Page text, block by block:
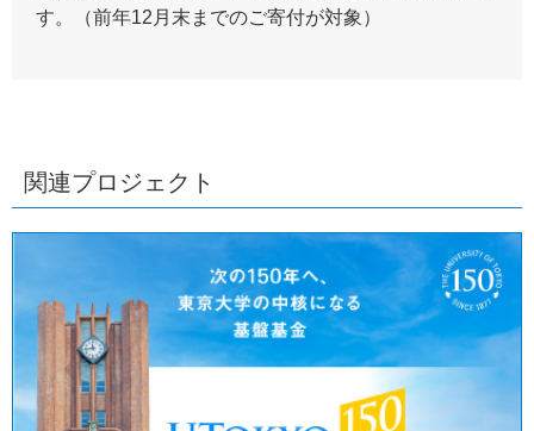
す。（前年12月末までのご寄付が対象）
関連プロジェクト